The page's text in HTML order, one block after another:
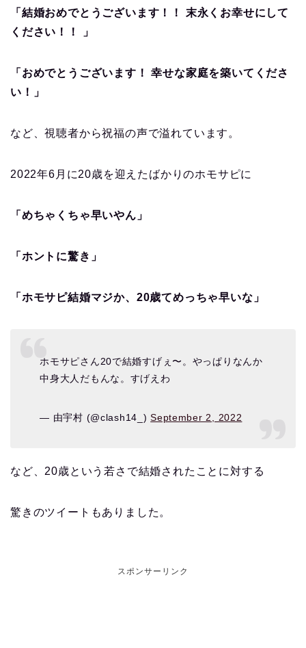
「結婚おめでとうございます！！ 末永くお幸せにして
ください！！ 」
「おめでとうございます！ 幸せな家庭を築いてくださ
い！」
など、視聴者から祝福の声で溢れています。
2022年6月に20歳を迎えたばかりのホモサピに
「めちゃくちゃ早いやん」
「ホントに驚き」
「ホモサピ結婚マジか、20歳てめっちゃ早いな」
ホモサピさん20で結婚すげぇ〜。やっぱりなんか
中身大人だもんな。すげえわ
— 由宇村 (@clash14_)September 2, 2022
など、20歳という若さで結婚されたことに対する
驚きのツイートもありました。
スポンサーリンク